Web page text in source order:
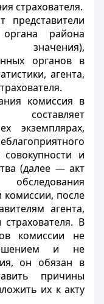
страхователя.
представители
органа района
значения),
органов в
, агента,
комиссия в
экземплярах,
и
(далее — акт
после
агента,
В
комиссии не
и не
он обязан в
причины
их к акту